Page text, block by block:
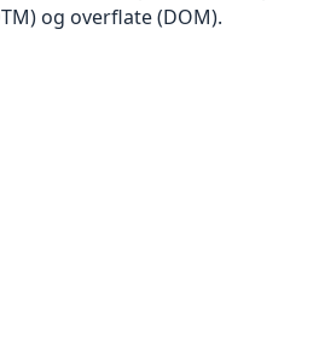
og overflate (DOM).